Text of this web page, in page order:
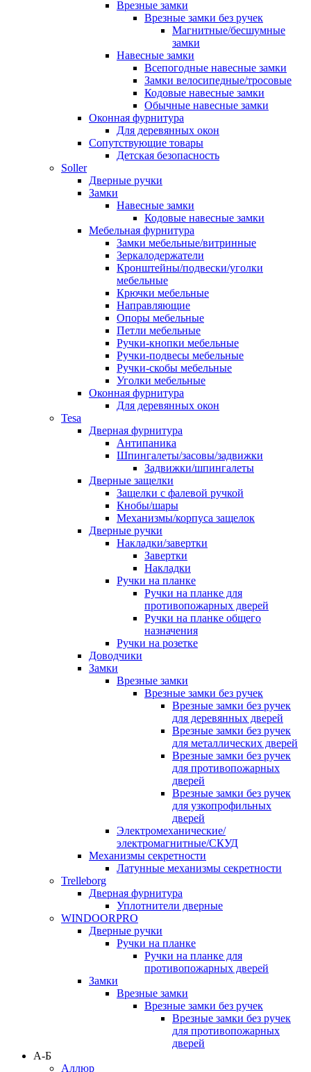
Врезные замки
Врезные замки без ручек
Магнитные/бесшумные
замки
Навесные замки
Всепогодные навесные замки
Замки велосипедные/тросовые
Кодовые навесные замки
Обычные навесные замки
Оконная фурнитура
Для деревянных окон
Сопутствующие товары
Детская безопасность
Soller
Дверные ручки
Замки
Навесные замки
Кодовые навесные замки
Мебельная фурнитура
Замки мебельные/витринные
Зеркалодержатели
Кронштейны/подвески/уголки
мебельные
Крючки мебельные
Направляющие
Опоры мебельные
Петли мебельные
Ручки-кнопки мебельные
Ручки-подвесы мебельные
Ручки-скобы мебельные
Уголки мебельные
Оконная фурнитура
Для деревянных окон
Tesa
Дверная фурнитура
Антипаника
Шпингалеты/засовы/задвижки
Задвижки/шпингалеты
Дверные защелки
Защелки с фалевой ручкой
Кнобы/шары
Механизмы/корпуса защелок
Дверные ручки
Накладки/завертки
Завертки
Накладки
Ручки на планке
Ручки на планке для
противопожарных дверей
Ручки на планке общего
назначения
Ручки на розетке
Доводчики
Замки
Врезные замки
Врезные замки без ручек
Врезные замки без ручек
для деревянных дверей
Врезные замки без ручек
для металлических дверей
Врезные замки без ручек
для противопожарных
дверей
Врезные замки без ручек
для узкопрофильных
дверей
Электромеханические/
электромагнитные/СКУД
Механизмы секретности
Латунные механизмы секретности
Trelleborg
Дверная фурнитура
Уплотнители дверные
WINDOORPRO
Дверные ручки
Ручки на планке
Ручки на планке для
противопожарных дверей
Замки
Врезные замки
Врезные замки без ручек
Врезные замки без ручек
для противопожарных
дверей
А-Б
Аллюр